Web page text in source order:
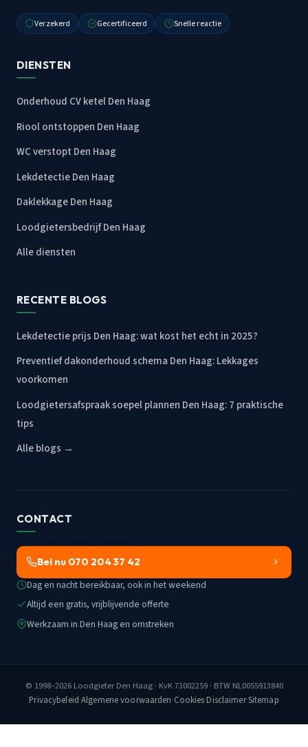
Verzekerd Gecertificeerd Snelle reactie
DIENSTEN
Onderhoud CV ketel Den Haag
Riool ontstoppen Den Haag
WC verstopt Den Haag
Lekdetectie Den Haag
Daklekkage Den Haag
Loodgietersbedrijf Den Haag
Alle diensten
RECENTE BLOGS
Lekdetectie prijs Den Haag: wat kost het echt in 2025?
Preventief dakonderhoud schema Den Haag: Lekkages
voorkomen
Loodgietersafspraak soepel plannen Den Haag: 7 praktische
tips
Alle blogs →
CONTACT
Bel nu 070 204 37 42
Dag en nacht bereikbaar, ook in het weekend
Altijd een gratis, vrijblijvende offerte
Werkzaam in Den Haag en omstreken
© 1998–2026 Loodgieter Den Haag· KvK 73002259 · BTW NL0055913840
Privacybeleid·Algemene voorwaarden·Cookies·Disclaimer·Sitemap